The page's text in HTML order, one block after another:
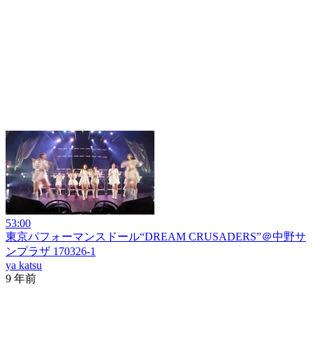
53:00
東京パフォーマンスドール“DREAM CRUSADERS”＠中野サ
ンプラザ 170326-1
ya katsu
9 年前